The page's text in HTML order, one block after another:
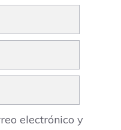
electrónico y